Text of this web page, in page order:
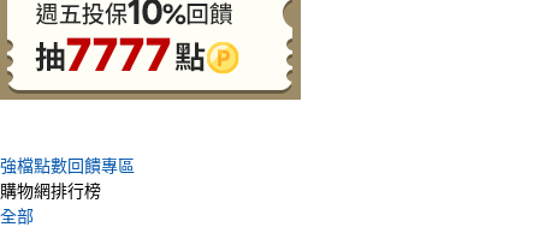
強檔點數回饋專區
購物網排行榜
全部